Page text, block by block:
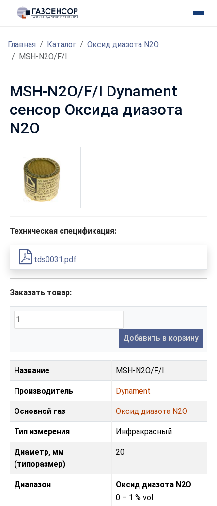
Главная Каталог
Оксид диазота N2O
MSH-N2O/F/I
MSH-N2O/F/I Dynament
сенсор Оксида диазота
N2O
Техническая спецификация:
tds0031.pdf
Заказать товар:
Добавить в корзину
Название MSH-N2O/F/I
Производитель Dynament
Основной газ Оксид диазота N2O
Тип измерения Инфракрасный
Диаметр, мм
(типоразмер)
20
Диапазон
Оксид диазота N2O
0 – 1 % vol